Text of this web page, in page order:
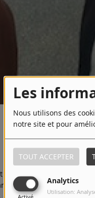
Les
Nous utilisons des
notre site et pour
TOUT ACCEPTER
Analytics
Utilisation:
Malgré son
la réplique à Isabelle